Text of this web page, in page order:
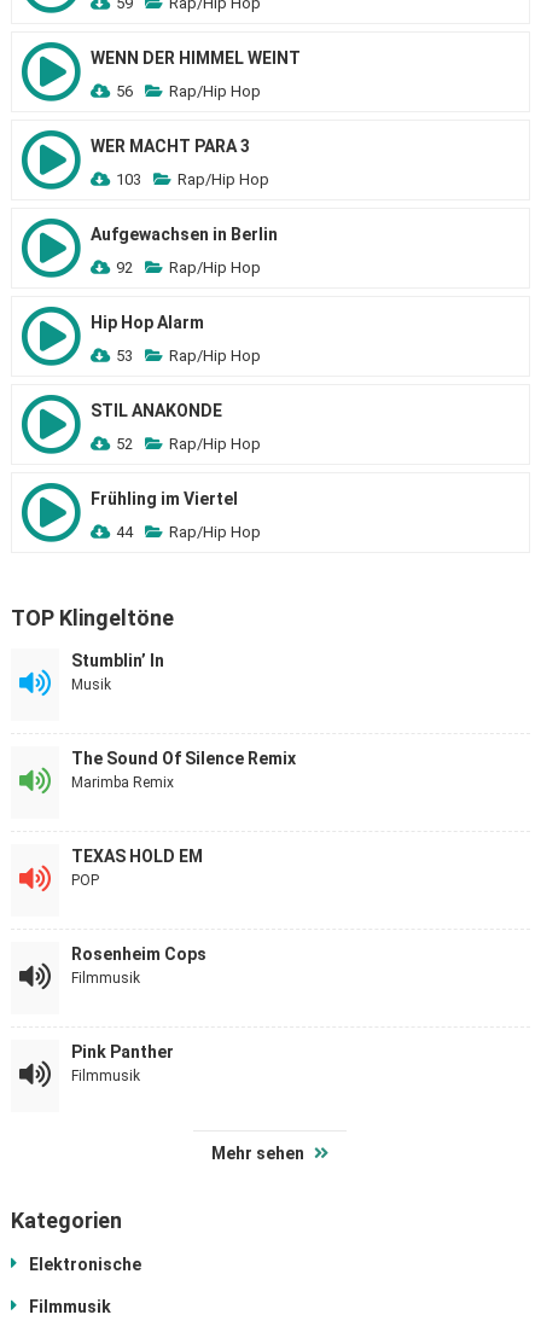
WENN DER HIMMEL WEINT
56 Rap/Hip Hop
WER MACHT PARA 3
103 Rap/Hip Hop
Aufgewachsen in Berlin
92 Rap/Hip Hop
Hip Hop Alarm
53 Rap/Hip Hop
STIL ANAKONDE
52 Rap/Hip Hop
Frühling im Viertel
44 Rap/Hip Hop
TOP Klingeltöne
Stumblin’ In
Musik
The Sound Of Silence Remix
Marimba Remix
TEXAS HOLD EM
POP
Rosenheim Cops
Filmmusik
Pink Panther
Filmmusik
Mehr sehen
Kategorien
Elektronische
Filmmusik